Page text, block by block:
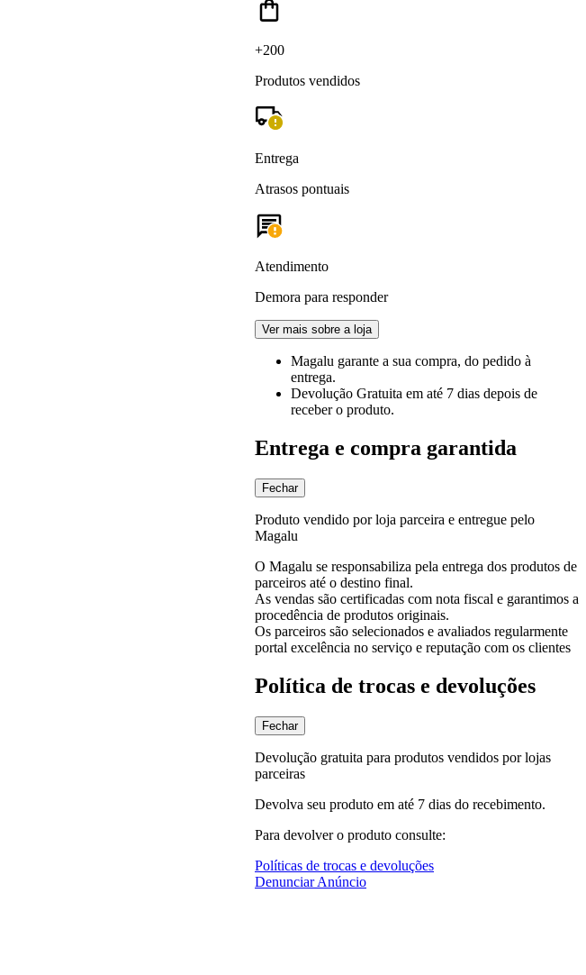
+200
Produtos vendidos
Entrega
Atrasos pontuais
Atendimento
Demora para responder
Ver mais sobre a loja
Magalu garante a sua compra, do pedido à
entrega.
Devolução Gratuita em até 7 dias depois de
receber o produto.
Entrega e compra garantida
Fechar
Produto vendido por loja parceira e entregue pelo
Magalu
O Magalu se responsabiliza pela entrega dos produtos de
parceiros até o destino final.
As vendas são certificadas com nota fiscal e garantimos a
procedência de produtos originais.
Os parceiros são selecionados e avaliados regularmente
portal excelência no serviço e reputação com os clientes
Política de trocas e devoluções
Fechar
Devolução gratuita para produtos vendidos por lojas
parceiras
Devolva seu produto em até 7 dias do recebimento.
Para devolver o produto consulte:
Políticas de trocas e devoluções
Denunciar Anúncio